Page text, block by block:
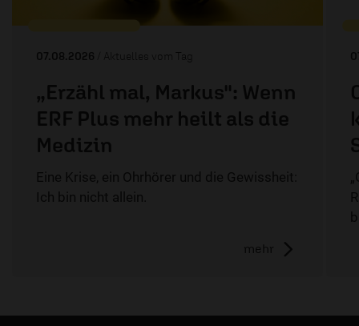
07.08.2026 / Aktuelles vom Tag
„Erzähl mal, Markus": Wenn
ERF Plus mehr heilt als die
Medizin
Eine Krise, ein Ohrhörer und die Gewissheit:
Ich bin nicht allein.
mehr